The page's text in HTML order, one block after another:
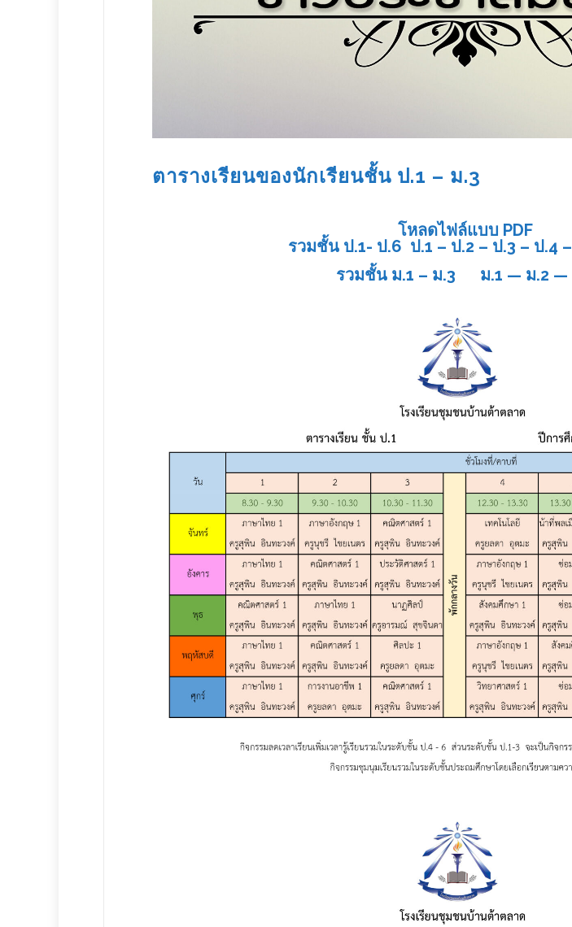
ตารางเรียนของนักเรียนชั้น ป.1 – ม.3
โหลดไฟล์แบบ PDF
รวมชั้น ป.1- ป.6 ป.1 – ป.2 – ป.3 – ป.4 –
รวมชั้น ม.1 – ม.3
ม.1 — ม.2 —